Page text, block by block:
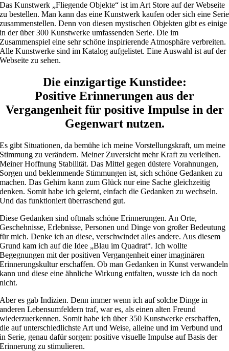
Das Kunstwerk „Fliegende Objekte“ ist im Art Store auf der Webseite
zu bestellen. Man kann das eine Kunstwerk kaufen oder sich eine Serie
zusammenstellen. Denn von diesen mystischen Objekten gibt es einige
in der über 300 Kunstwerke umfassenden Serie. Die im
Zusammenspiel eine sehr schöne inspirierende Atmosphäre verbreiten.
Alle Kunstwerke sind im Katalog aufgelistet. Eine Auswahl ist auf der
Webseite zu sehen.
Die einzigartige Kunstidee:
Positive Erinnerungen aus der
Vergangenheit für positive Impulse in der
Gegenwart nutzen.
Es gibt Situationen, da bemühe ich meine Vorstellungskraft, um meine
Stimmung zu verändern. Meiner Zuversicht mehr Kraft zu verleihen.
Meiner Hoffnung Stabilität. Das Mittel gegen düstere Vorahnungen,
Sorgen und beklemmende Stimmungen ist, sich schöne Gedanken zu
machen. Das Gehirn kann zum Glück nur eine Sache gleichzeitig
denken. Somit habe ich gelernt, einfach die Gedanken zu wechseln.
Und das funktioniert überraschend gut.
Diese Gedanken sind oftmals schöne Erinnerungen. An Orte,
Geschehnisse, Erlebnisse, Personen und Dinge von großer Bedeutung
für mich. Denke ich an diese, verschwindet alles andere. Aus diesem
Grund kam ich auf die Idee „Blau im Quadrat“. Ich wollte
Begegnungen mit der positiven Vergangenheit einer imaginären
Erinnerungskultur erschaffen. Ob man Gedanken in Kunst verwandeln
kann und diese eine ähnliche Wirkung entfalten, wusste ich da noch
nicht.
Aber es gab Indizien. Denn immer wenn ich auf solche Dinge in
anderen Lebensumfeldern traf, war es, als einen alten Freund
wiederzuerkennen. Somit habe ich über 350 Kunstwerke erschaffen,
die auf unterschiedlichste Art und Weise, alleine und im Verbund und
in Serie, genau dafür sorgen: positive visuelle Impulse auf Basis der
Erinnerung zu stimulieren.